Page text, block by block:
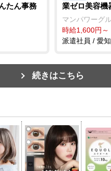
たん事務
業ゼロ美容機
マンパワーグ
時給1,600円～
派遣社員 / 愛
続きはこちら